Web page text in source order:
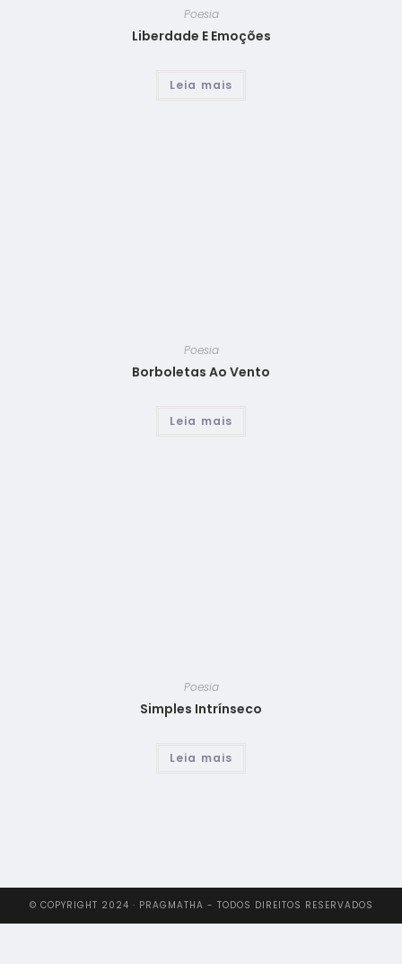
Poesia
Liberdade E Emoções
Leia mais
Poesia
Borboletas Ao Vento
Leia mais
Poesia
Simples Intrínseco
Leia mais
© COPYRIGHT 2024 · PRAGMATHA - TODOS DIREITOS RESERVADOS